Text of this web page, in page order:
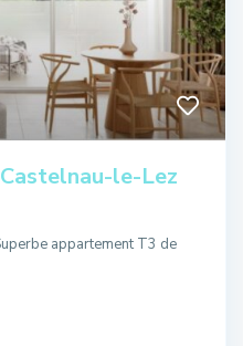
le-Lez
appartement T3 de